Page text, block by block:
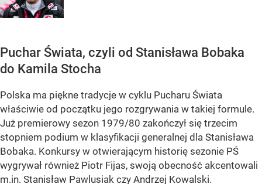
Puchar Świata, czyli od Stanisława Bobaka
do Kamila Stocha
Polska ma piękne tradycje w cyklu Pucharu Świata
właściwie od początku jego rozgrywania w takiej formule.
Już premierowy sezon 1979/80 zakończył się trzecim
stopniem podium w klasyfikacji generalnej dla Stanisława
Bobaka. Konkursy w otwierającym historię sezonie PŚ
wygrywał również Piotr Fijas, swoją obecność akcentowali
m.in. Stanisław Pawlusiak czy Andrzej Kowalski.